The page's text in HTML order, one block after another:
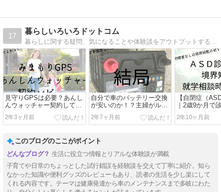
17
暮らしいろいろドットコム
暮らしに関する疑問、気になることや体験談をアウトプットするよ！
見守りGPSは必要？あんし
んウォッチャー契約してみ
た。１年生になった娘に。
2年3ヶ月前
自分で車のバッテリー交換
が安いのか！？主婦がルー
クスハイウェイスターター
ボ【ML21S】のバッテリー
2年7ヶ月前
【自閉症（
｜2歳9か月で
中ビネーでIQ
った話。
2年10ヶ月前
このブログのここがポイント
生活に役立つ情報とリアルな体験談が満載
子育てや日常のちょっとした試行錯誤を経験談を交えて丁寧に紹介。知ら
なかった知識や便利グッズのレビューもあり、読者の生活を少し楽にして
くれる内容です。テーマは健康発達から車のメンテナンスまで多岐にわた